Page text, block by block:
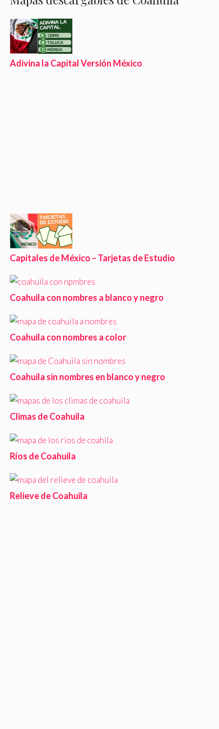
Adivina la Capital Versión México
Capitales de México – Tarjetas de Estudio
Coahuila con nombres a blanco y negro
Coahuila con nombres a color
Coahuila sin nombres en blanco y negro
Climas de Coahuila
Ríos de Coahuila
Relieve de Coahuila